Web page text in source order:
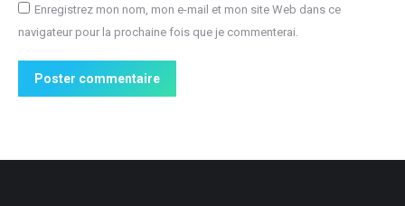
Enregistrez mon nom, mon e-mail et mon site Web dans ce
navigateur pour la prochaine fois que je commenterai.
Poster commentaire